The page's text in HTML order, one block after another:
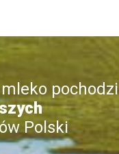
pochodzi
Polski